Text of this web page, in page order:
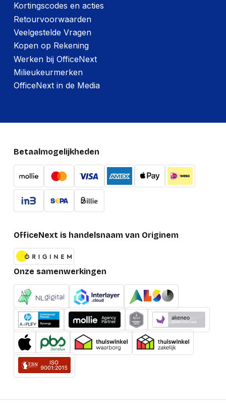
Kortingscodes en acties
Retourvoorwaarden
Veelgestelde Vragen
Kopen op Rekening
Werken bij OfficeNext
Milieukeurmerken
OfficeNext in de Media
Betaalmogelijkheden
OfficeNext is handelsnaam van Originem
Onze samenwerkingen